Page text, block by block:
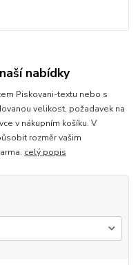
nabídky
Piskovani-textu nebo s
velikost, požadavek na
v nákupním košíku. V
rozměr vašim
celý popis